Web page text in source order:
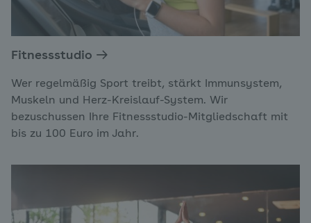
Fitnessstudio
Wer regelmäßig Sport treibt, stärkt Immunsystem,
Muskeln und Herz-Kreislauf-System. Wir
bezuschussen Ihre Fitnessstudio-Mitgliedschaft mit
bis zu 100 Euro im Jahr.